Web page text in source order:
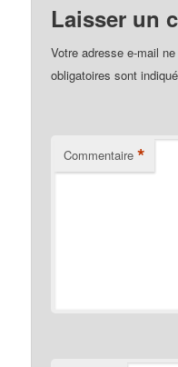
Laisser un
Votre adresse e-mail
obligatoires sont
Commentaire *